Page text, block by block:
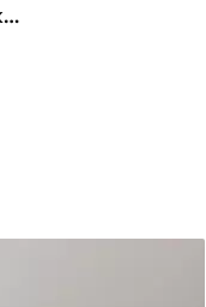
Sažetak prozirno cvijeće tekući akvarel